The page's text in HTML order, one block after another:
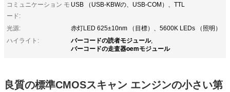
コミュニケーション モ
ード:
USB （USB-KBWの、USB-COM）、TTL
光源:
赤灯LED 625±10nm （目標）、5600K LEDs （照明）
ハイライト:
バーコードの読者モジュール,
バーコードの走査器oemモジュール
良質の標準CMOSスキャン エンジンの小さい第